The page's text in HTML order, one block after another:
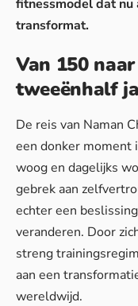
fitnessmodel dat nu
transformat.
Van 150
tweeënhalf
De reis van Naman
een donker moment
woog en dagelijks
gebrek aan
echter een
veranderen. Door
streng
aan een
wereldwijd.